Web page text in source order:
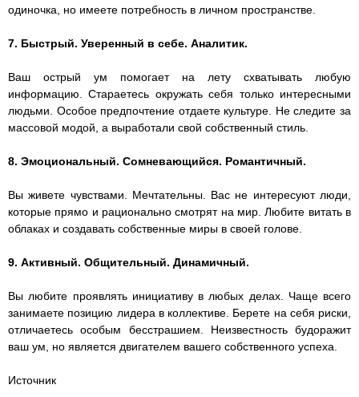
одиночка, но имеете потребность в личном пространстве.
7. Быстрый. Уверенный в себе. Аналитик.
Ваш острый ум помогает на лету схватывать любую
информацию. Стараетесь окружать себя только интересными
людьми. Особое предпочтение отдаете культуре. Не следите за
массовой модой, а выработали свой собственный стиль.
8. Эмоциональный. Сомневающийся. Романтичный.
Вы живете чувствами. Мечтательны. Вас не интересуют люди,
которые прямо и рационально смотрят на мир. Любите витать в
облаках и создавать собственные миры в своей голове.
9. Активный. Общительный. Динамичный.
Вы любите проявлять инициативу в любых делах. Чаще всего
занимаете позицию лидера в коллективе. Берете на себя риски,
отличаетесь особым бесстрашием. Неизвестность будоражит
ваш ум, но является двигателем вашего собственного успеха.
Источник